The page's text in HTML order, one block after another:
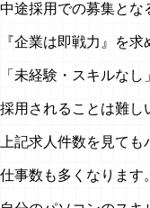
中途採用での募集とな
『企業は即戦力』を求
「未経験・スキルなし
採用されることは難し
上記求人件数を見て
仕事数も多くなります。